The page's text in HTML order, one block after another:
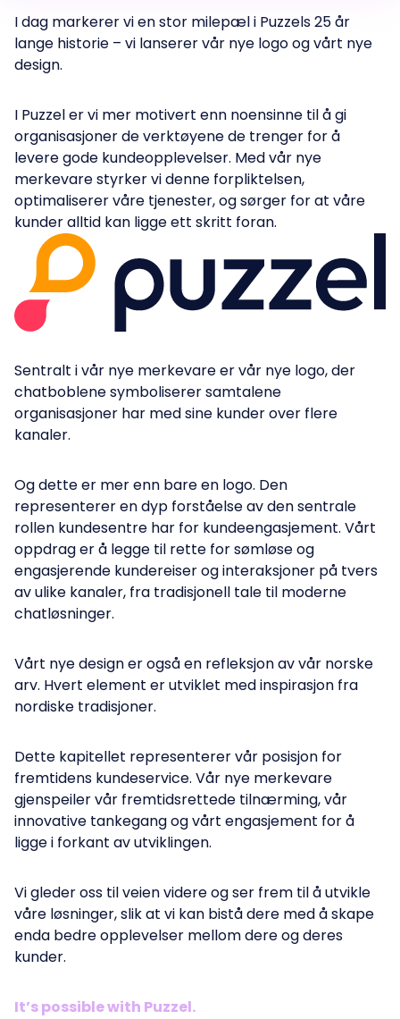
I dag markerer vi en stor milepæl i Puzzels 25 år
lange historie – vi lanserer vår nye logo og vårt nye
design.
I Puzzel er vi mer motivert enn noensinne til å gi
organisasjoner de verktøyene de trenger for å
levere gode kundeopplevelser. Med vår nye
merkevare styrker vi denne forpliktelsen,
optimaliserer våre tjenester, og sørger for at våre
kunder alltid kan ligge ett skritt foran.
Sentralt i vår nye merkevare er vår nye logo, der
chatboblene symboliserer samtalene
organisasjoner har med sine kunder over flere
kanaler.
Og dette er mer enn bare en logo. Den
representerer en dyp forståelse av den sentrale
rollen kundesentre har for kundeengasjement. Vårt
oppdrag er å legge til rette for sømløse og
engasjerende kundereiser og interaksjoner på tvers
av ulike kanaler, fra tradisjonell tale til moderne
chatløsninger.
Vårt nye design er også en refleksjon av vår norske
arv. Hvert element er utviklet med inspirasjon fra
nordiske tradisjoner.
Dette kapitellet representerer vår posisjon for
fremtidens kundeservice. Vår nye merkevare
gjenspeiler vår fremtidsrettede tilnærming, vår
innovative tankegang og vårt engasjement for å
ligge i forkant av utviklingen.
Vi gleder oss til veien videre og ser frem til å utvikle
våre løsninger, slik at vi kan bistå dere med å skape
enda bedre opplevelser mellom dere og deres
kunder.
It’s possible with Puzzel.